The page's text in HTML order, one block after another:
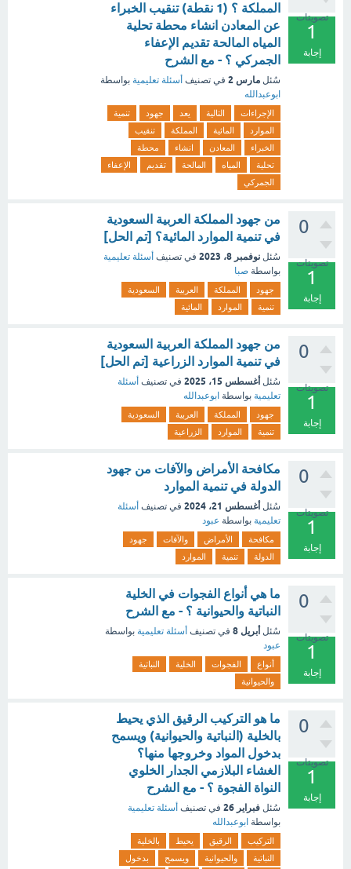
تصويتات
1
إجابة
المملكة ؟ (1 نقطة) تنقيب الخبراء
عن المعادن انشاء محطة تحلية
المياه المالحة تقديم الإعفاء
الجمركي ؟ - مع الشرح
سُئل مارس 2 في تصنيف أسئلة تعليمية بواسطة
ابوعبدالله
الإجراءات التالية يعد جهود
تنمية
الموارد
المائية المملكة
تنقيب
الخبراء
المعادن انشاء
محطة
تحلية
المياه المالحة تقديم
الإعفاء
الجمركي
0
تصويتات
1
إجابة
من جهود المملكة العربية السعودية
في تنمية الموارد المائية؟ [تم الحل]
سُئل نوفمبر 8، 2023 في تصنيف أسئلة تعليمية
بواسطة صبا
جهود المملكة العربية
السعودية
تنمية
الموارد المائية
0
تصويتات
1
إجابة
من جهود المملكة العربية السعودية
في تنمية الموارد الزراعية [تم الحل]
سُئل أغسطس 15، 2025 في تصنيف أسئلة
تعليمية بواسطة ابوعبدالله
جهود المملكة العربية
السعودية
تنمية
الموارد الزراعية
0
تصويتات
1
إجابة
مكافحة الأمراض والآفات من جهود
الدولة في تنمية الموارد
سُئل أغسطس 21، 2024 في تصنيف أسئلة
تعليمية بواسطة عبود
مكافحة الأمراض والآفات
جهود
الدولة
تنمية الموارد
0
تصويتات
1
إجابة
ما هي أنواع الفجوات في الخلية
النباتية والحيوانية ؟ - مع الشرح
سُئل أبريل 8 في تصنيف أسئلة تعليمية بواسطة
عبود
أنواع الفجوات الخلية
النباتية
والحيوانية
0
تصويتات
1
إجابة
ما هو التركيب الرقيق الذي يحيط
بالخلية (النباتية والحيوانية) ويسمح
بدخول المواد وخروجها منها؟
الغشاء البلازمي الجدار الخلوي
النواة الفجوة ؟ - مع الشرح
سُئل فبراير 26 في تصنيف أسئلة تعليمية
بواسطة ابوعبدالله
التركيب الرقيق يحيط
بالخلية
النباتية
والحيوانية ويسمح
بدخول